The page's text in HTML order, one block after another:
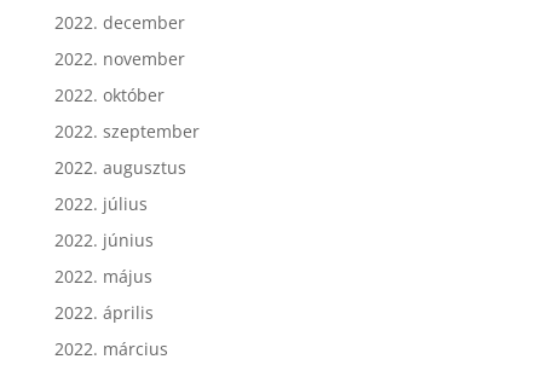
2022. december
2022. november
2022. október
2022. szeptember
2022. augusztus
2022. július
2022. június
2022. május
2022. április
2022. március